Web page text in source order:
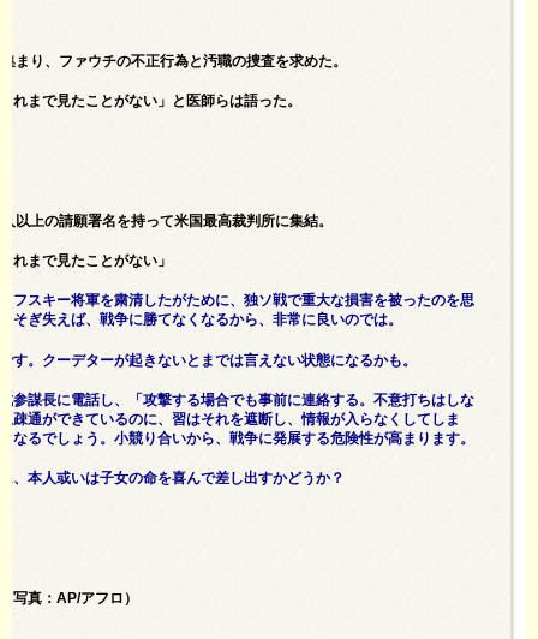
まり、ファウチの不正行為と汚職の捜査を求めた。
れまで見たことがない」と医師らは語った。
以上の請願署名を持って米国最高裁判所に集結。
れまで見たことがない」
フスキー将軍を粛清したがために、独ソ戦で重大な損害を被ったのを思
ぎ失えば、戦争に勝てなくなるから、非常に良いのでは。
。クーデターが起きないとまでは言えない状態になるかも。
参謀長に電話し、「攻撃する場合でも事前に連絡する。不意打ちはしな
疎通ができているのに、習はそれを遮断し、情報が入らなくしてしま
るでしょう。小競り合いから、戦争に発展する危険性が高まります。
、本人或いは子女の命を喜んで差し出すかどうか？
写真：AP/アフロ）